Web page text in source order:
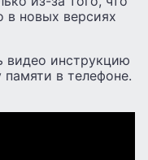
в новых версиях
видео инструкцию
в телефоне.